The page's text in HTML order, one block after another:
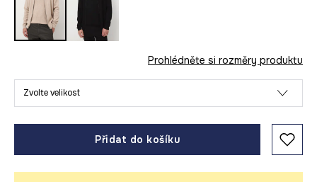
Prohlédněte si rozměry produktu
Zvolte velikost
Přidat do košíku